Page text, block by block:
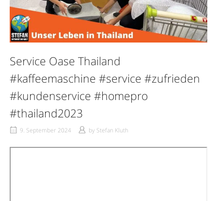
Service Oase Thailand
#kaffeemaschine #service #zufrieden
#kundenservice #homepro
#thailand2023
9. September 2024 by Stefan Kluth